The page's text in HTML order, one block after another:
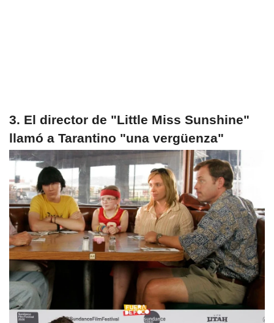
3. El director de "Little Miss Sunshine"
llamó a Tarantino "una vergüenza"